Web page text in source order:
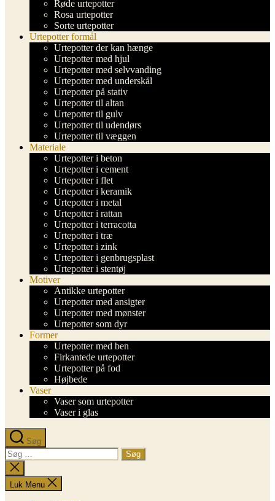
Røde urtepotter
Rosa urtepotter
Sorte urtepotter
Urtepotter formål
Urtepotter der kan hænge
Urtepotter med hjul
Urtepotter med selvvanding
Urtepotter med underskål
Urtepotter på stativ
Urtepotter til altan
Urtepotter til gulv
Urtepotter til udendørs
Urtepotter til væggen
Materiale
Urtepotter i beton
Urtepotter i cement
Urtepotter i flet
Urtepotter i keramik
Urtepotter i metal
Urtepotter i rattan
Urtepotter i terracotta
Urtepotter i træ
Urtepotter i zink
Urtepotter i genbrugsplast
Urtepotter i stentøj
Motiver
Antikke urtepotter
Urtepotter med ansigter
Urtepotter med mønster
Urtepotter som dyr
Former
Urtepotter med ben
Firkantede urtepotter
Urtepotter på fod
Højbede
Vaser
Vaser som urtepotter
Vaser i glas
Søg
Søg
efter:
Luk
søgning
Luk Menu